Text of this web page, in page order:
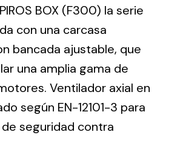
Solar
solares para todo tipo
BOX (F300) la serie
con una carcasa
bancada ajustable, que
una amplia gama de
Ventilador axial en
según EN-12101-3 para
seguridad contra